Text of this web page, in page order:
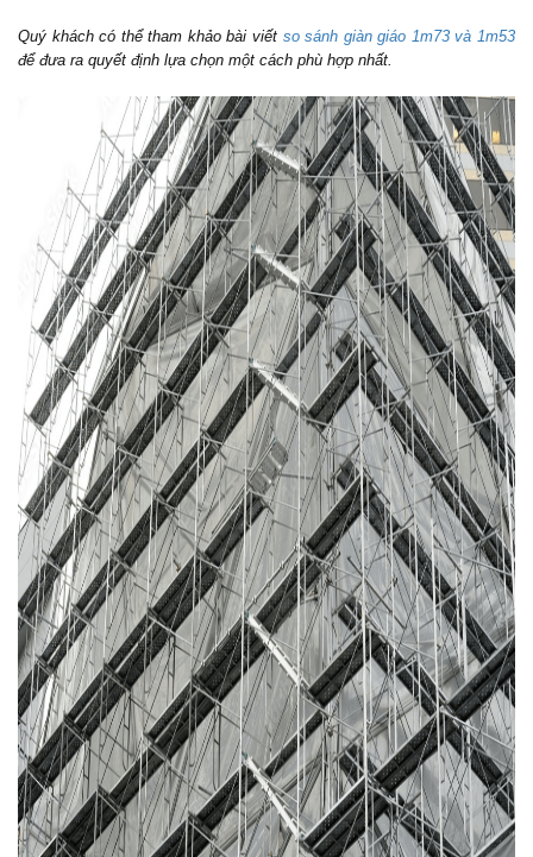
Quý khách có thể tham khảo bài viết so sánh giàn giáo 1m73 và 1m53
để đưa ra quyết định lựa chọn một cách phù hợp nhất.